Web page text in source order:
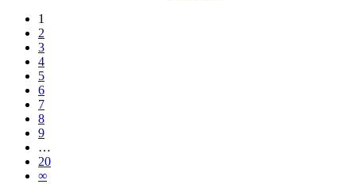
1
2
3
4
5
6
7
8
9
…
20
∞